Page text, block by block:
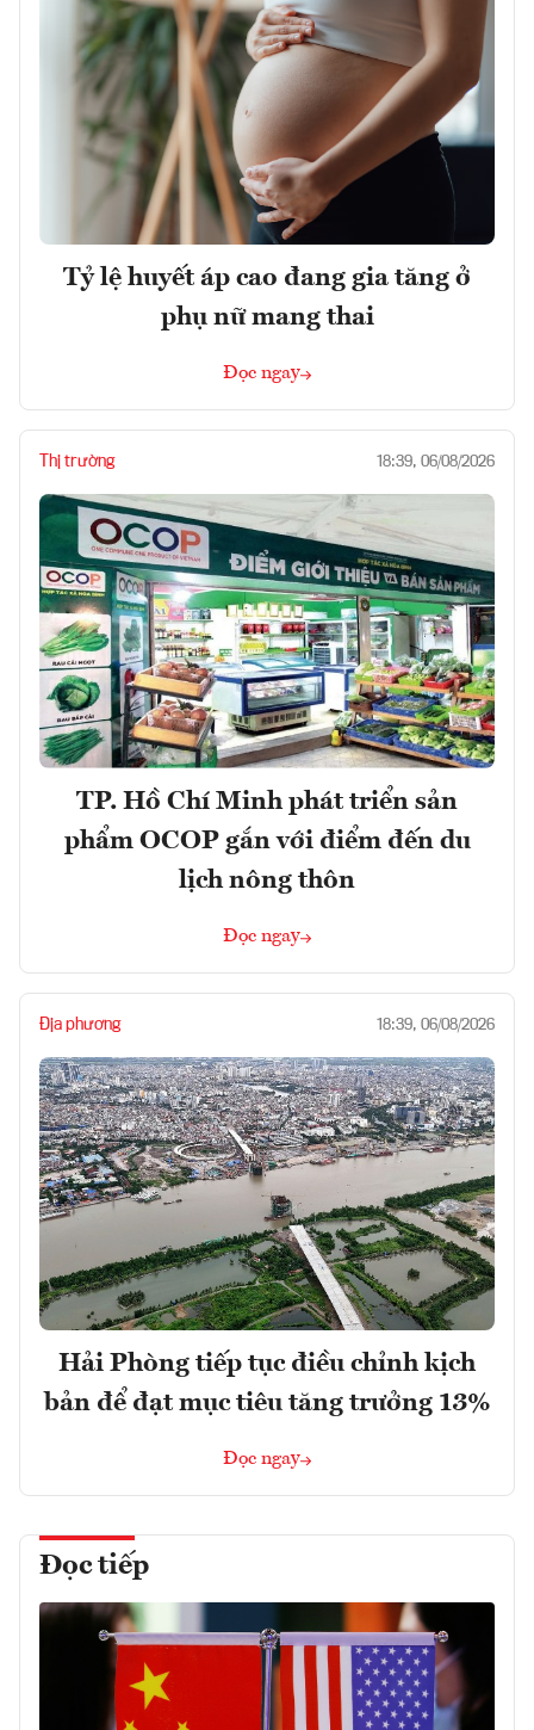
Tỷ lệ huyết áp cao đang gia tăng ở
phụ nữ mang thai
Đọc ngay
Thị trường 18:39, 06/08/2026
TP. Hồ Chí Minh phát triển sản
phẩm OCOP gắn với điểm đến du
lịch nông thôn
Đọc ngay
Địa phương 18:39, 06/08/2026
Hải Phòng tiếp tục điều chỉnh kịch
bản để đạt mục tiêu tăng trưởng 13%
Đọc ngay
Đọc tiếp